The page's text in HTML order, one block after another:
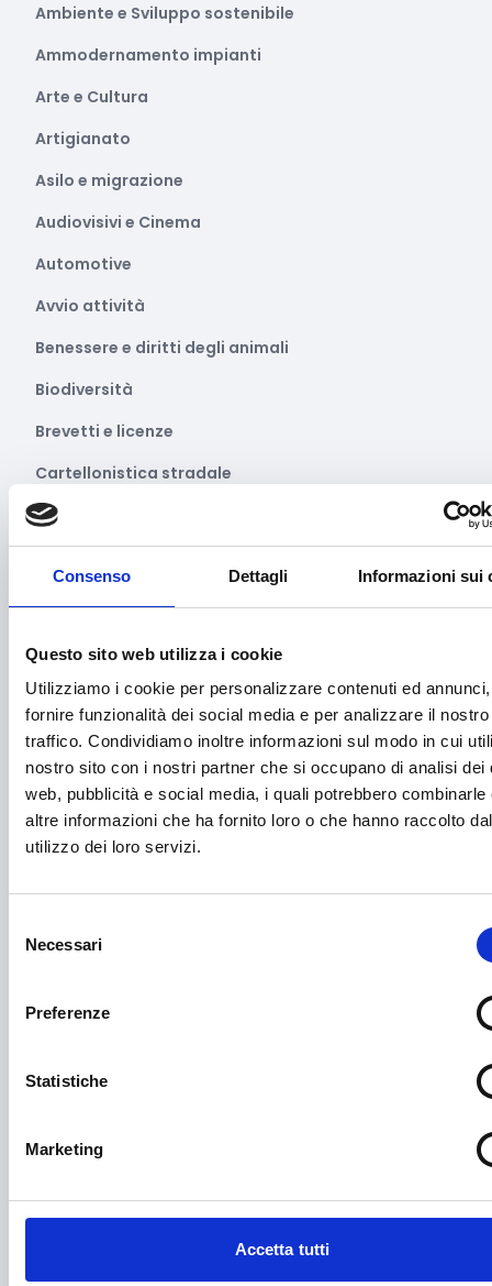
Consenso Dettagli Informazioni sui
Questo sito web utilizza i cookie
Utilizziamo i cookie per personalizzare contenuti ed
fornire funzionalità dei social media e per analizzare il nostro
traffico. Condividiamo inoltre informazioni sul modo in cui
nostro sito con i nostri partner che si occupano di analisi dei
web, pubblicità e social media, i quali potrebbero combinarle
altre informazioni che ha fornito loro o che hanno raccolto
utilizzo dei loro servizi.
delNecessari
Preferenze
Statistiche
Marketing
Accetta tutti
Ambiente e Sviluppo sostenibile
Ammodernamento impianti
Arte e Cultura
Artigianato
Asilo e migrazione
Audiovisivi e Cinema
Automotive
Avvio attività
Benessere e diritti degli animali
Biodiversità
Brevetti e licenze
Cartellonistica stradale
Certificazioni
Cooperazione Internazionale
Cybersecurity
Danza
Diritti e Cittadinanza
Distretti del Commercio
E-commerce
Economia circolare
Editoria e informazione
Energie Rinnovabili